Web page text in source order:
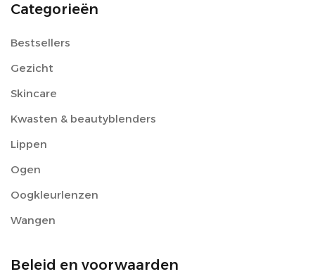
Categorieën
Bestsellers
Gezicht
Skincare
Kwasten & beautyblenders
Lippen
Ogen
Oogkleurlenzen
Wangen
Beleid en voorwaarden